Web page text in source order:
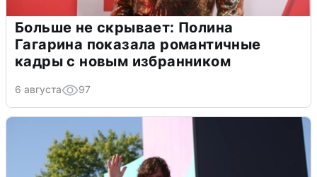
Больше не скрывает: Полина
Гагарина показала романтичные
кадры с новым избранником
6 августа 97